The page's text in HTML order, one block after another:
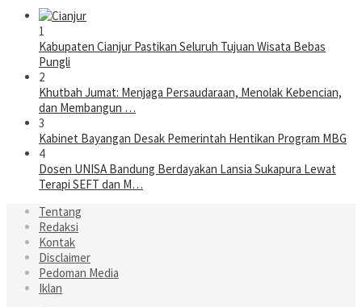
1
Kabupaten Cianjur Pastikan Seluruh Tujuan Wisata Bebas
Pungli
2
Khutbah Jumat: Menjaga Persaudaraan, Menolak Kebencian,
dan Membangun …
3
Kabinet Bayangan Desak Pemerintah Hentikan Program MBG
4
Dosen UNISA Bandung Berdayakan Lansia Sukapura Lewat
Terapi SEFT dan M…
Tentang
Redaksi
Kontak
Disclaimer
Pedoman Media
Iklan